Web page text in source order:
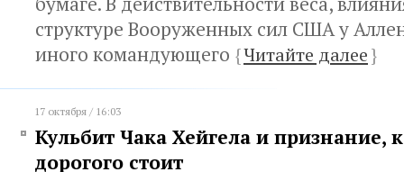
структуре Вооруженных сил США у
иного командующего {Читайте далее}
17 октября / 16:03
Кульбит Чака Хейгела и признание,
дорогого стоит